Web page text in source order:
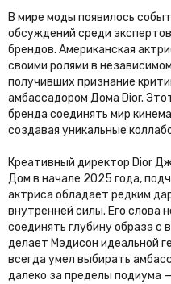
В мире моды появилось
обсуждений среди
брендов. Американская
своими ролями в
получивших признание
амбассадором Дома Dior.
бренда соединять мир
создавая уникальные
Креативный директор Dior
Дом в начале 2025 года,
актриса обладает редким
внутренней силы. Его слова
соединять глубину образа с
делает Мэдисон идеальной
всегда умел выбирать
далеко за пределы подиума